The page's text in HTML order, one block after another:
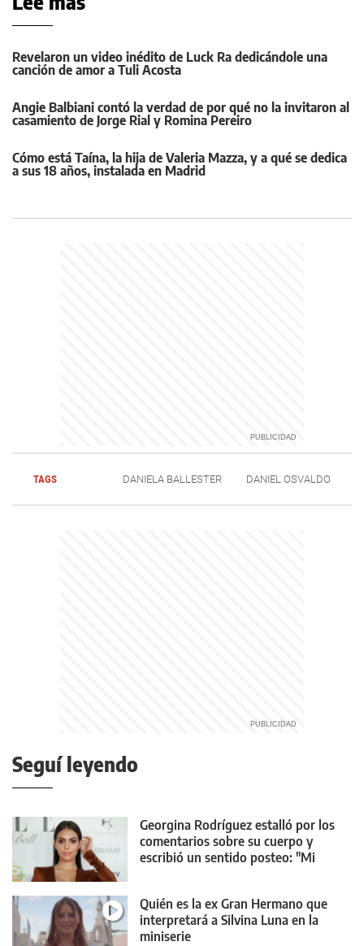
Revelaron un video inédito de Luck Ra dedicándole una
canción de amor a Tuli Acosta
Angie Balbiani contó la verdad de por qué no la invitaron al
casamiento de Jorge Rial y Romina Pereiro
Cómo está Taína, la hija de Valeria Mazza, y a qué se dedica
a sus 18 años, instalada en Madrid
TAGS DANIELA BALLESTER DANIEL OSVALDO
Seguí leyendo
Georgina Rodríguez estalló por los
comentarios sobre su cuerpo y
escribió un sentido posteo: "Mi
Quién es la ex Gran Hermano que
interpretará a Silvina Luna en la
miniserie